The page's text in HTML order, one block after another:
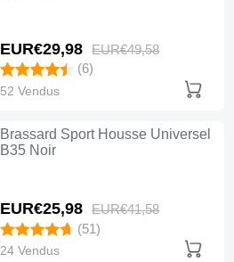
EUR€29,98 EUR€49,58
(6)
52 Vendus
Brassard Sport Housse Universel
B35 Noir
EUR€25,98 EUR€41,58
(51)
24 Vendus